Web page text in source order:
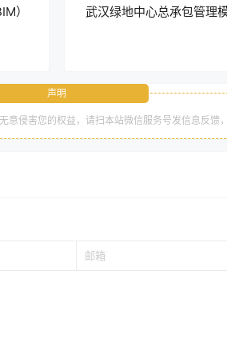
）
武汉绿地中心总承包管理
声明
侵害您的权益，请扫本站微信服务号发信息反馈